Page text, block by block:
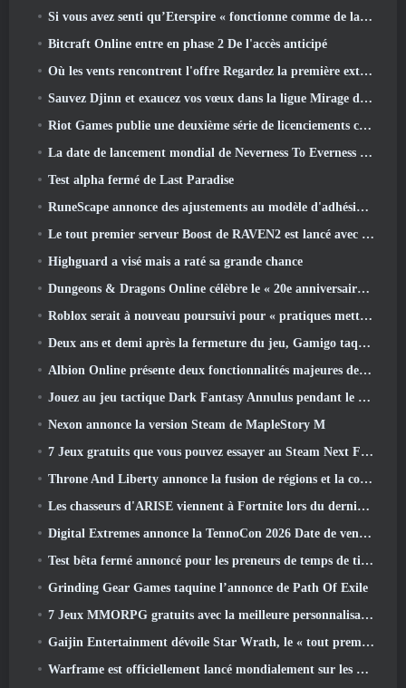
Si vous avez senti qu’Eterspire « fonctionne comme de la merde », Le directeur créatif dit que ce n’est plus le cas
Bitcraft Online entre en phase 2 De l'accès anticipé
Où les vents rencontrent l'offre Regardez la première extension majeure de Hexi Live Stream
Sauvez Djinn et exaucez vos vœux dans la ligue Mirage de Path Of Exile
Riot Games publie une deuxième série de licenciements ce mois-ci
La date de lancement mondial de Neverness To Everness révélée
Test alpha fermé de Last Paradise
RuneScape annonce des ajustements au modèle d'adhésion Premier pour tenir compte des modifications récentes apportées au MMORPG
Le tout premier serveur Boost de RAVEN2 est lancé avec la mise à jour d'aujourd'hui
Highguard a visé mais a raté sa grande chance
Dungeons & Dragons Online célèbre le « 20e anniversaire de Natural » avec une quête spéciale et des récompenses
Roblox serait à nouveau poursuivi pour « pratiques mettant en danger et exploitant des enfants »
Deux ans et demi après la fermeture du jeu, Gamigo taquine le retour du MMO médiéval Glory Victis
Albion Online présente deux fonctionnalités majeures de guerre de factions dans la mise à jour Realm Divided Part II
Jouez au jeu tactique Dark Fantasy Annulus pendant le prochain festival Steam
Nexon annonce la version Steam de MapleStory M
7 Jeux gratuits que vous pouvez essayer au Steam Next Fest
Throne And Liberty annonce la fusion de régions et la consolidation de serveurs
Les chasseurs d'ARISE viennent à Fortnite lors du dernier événement de collaboration
Digital Extremes annonce la TennoCon 2026 Date de vente des billets
Test bêta fermé annoncé pour les preneurs de temps de tir à la troisième personne
Grinding Gear Games taquine l’annonce de Path Of Exile
7 Jeux MMORPG gratuits avec la meilleure personnalisation des personnages
Gaijin Entertainment dévoile Star Wrath, le « tout premier jeu d’action et d’extraction spatiale »
Warframe est officiellement lancé mondialement sur les appareils Android